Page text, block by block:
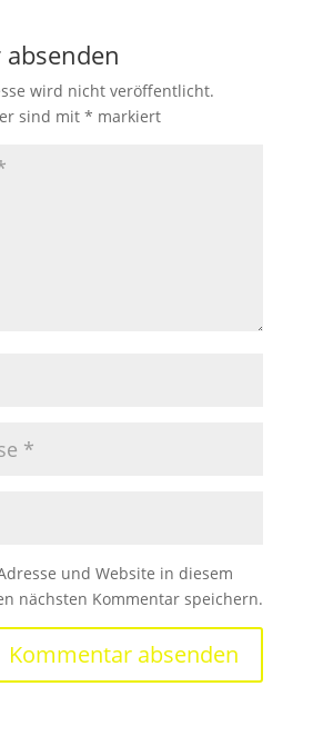
wird nicht veröffentlicht.
sind mit * markiert
und Website in diesem
nächsten Kommentar speichern.